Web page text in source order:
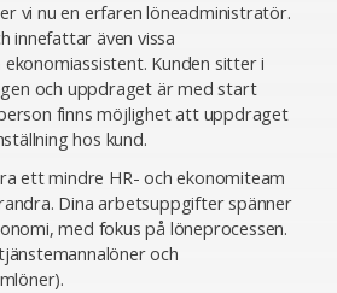
vi nu en erfaren löneadministratör.
innefattar även vissa
Kunden sitter i
och uppdraget är med start
finns möjlighet att uppdraget
hos kund.
ett mindre HR- och ekonomiteam
Dina arbetsuppgifter spänner
med fokus på löneprocessen.
och